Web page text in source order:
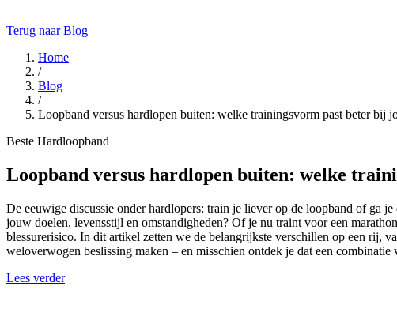
Terug naar Blog
Home
/
Blog
/
Loopband versus hardlopen buiten: welke trainingsvorm past beter bij
Beste Hardloopband
Loopband versus hardlopen buiten: welke
De eeuwige discussie onder hardlopers: train je liever op de loopband of ga
jouw doelen, levensstijl en omstandigheden? Of je nu traint voor een
blessurerisico. In dit artikel zetten we de belangrijkste verschillen op een rij,
weloverwogen beslissing maken – en misschien ontdek je dat een combinatie
Lees verder